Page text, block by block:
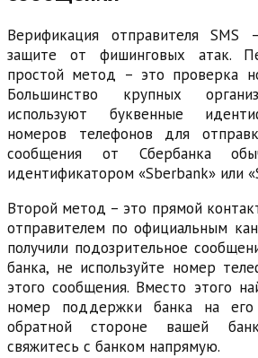
Верификация отправителя
защите от фишинговых атак.
простой метод – это проверка
Большинство крупных
используют буквенные
номеров телефонов для
сообщения от Сбербанка
идентификатором «Sberbank» или
Второй метод – это прямой
отправителем по официальным
получили подозрительное
банка, не используйте номер
этого сообщения. Вместо этого
номер поддержки банка на
обратной стороне вашей
свяжитесь с банком напрямую.